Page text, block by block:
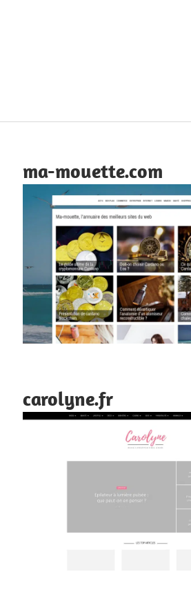
ma-mouette.com
carolyne.fr